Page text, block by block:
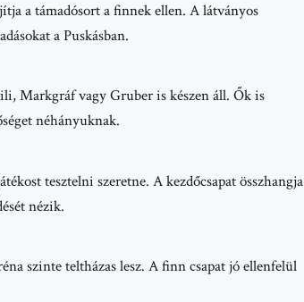
a támadósort a finnek ellen. A látványos
a Puskásban.
Markgráf vagy Gruber is készen áll. Ők is
néhányuknak.
tesztelni szeretne. A kezdőcsapat összhangja
nézik.
szinte teltházas lesz. A finn csapat jó ellenfelül